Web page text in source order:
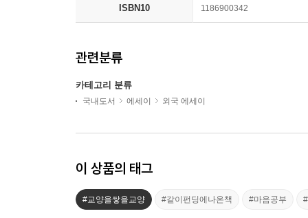
ISBN10 1186900342
관련분류
카테고리 분류
국내도서 에세이 외국 에세이
이 상품의 태그
#교양을쌓을교양 #같이펀딩에나온책 #마음공부